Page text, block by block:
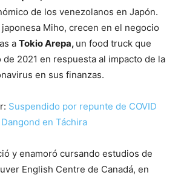
de los venezolanos en Japón.
Miho, crecen en el negocio
a Tokio Arepa, un food truck que
2021 en respuesta al impacto de la
en sus finanzas.
Suspendido por repunte de COVID
en Táchira
y enamoró cursando estudios de
English Centre de Canadá, en